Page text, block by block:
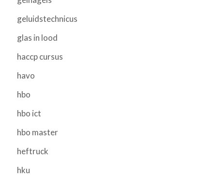
geluidstechnicus
glas in lood
haccp cursus
havo
hbo
hbo ict
hbo master
heftruck
hku